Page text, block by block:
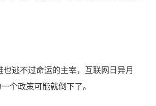
逃不过命运的主宰，互联网日异月
个政策可能就倒下了。